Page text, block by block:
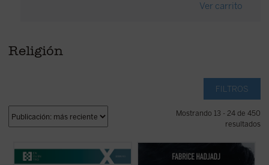
Ver carrito
Religión
FILTROS
Mostrando 13 - 24 de 450
resultados
¿Quién era Enzo Piccinini, el cirujano que
murió trágicamente en un accidente de
cine. Cuando un actor se convierte en